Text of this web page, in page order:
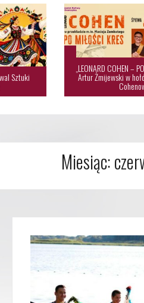
Sztuki
„LEONARD COHEN –
Artur Żmijewski w
Miesiąc: